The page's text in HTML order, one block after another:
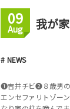
09
Aug 我が
NEWS
❶吉井チビ❷８歳男
エンセファリトゾー